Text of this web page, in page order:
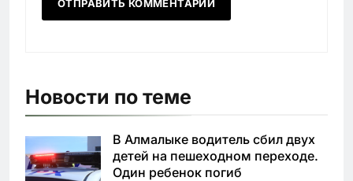
Новости по теме
В Алмалыке водитель сбил двух
детей на пешеходном переходе.
Один ребенок погиб